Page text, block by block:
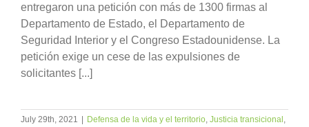
entregaron una petición con más de 1300 firmas al
Departamento de Estado, el Departamento de
Seguridad Interior y el Congreso Estadounidense. La
petición exige un cese de las expulsiones de
solicitantes [...]
July 29th, 2021 | Defensa de la vida y el territorio Justicia transicional